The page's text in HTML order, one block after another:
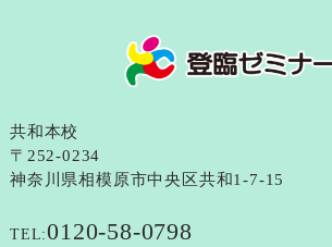
共和本校
〒252-0234
神奈川県相模原市中央区共和1-7-15
TEL:0120-58-0798